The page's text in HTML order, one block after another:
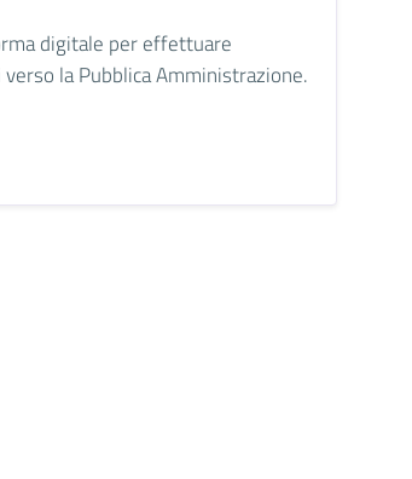
digitale per effettuare
la Pubblica Amministrazione.